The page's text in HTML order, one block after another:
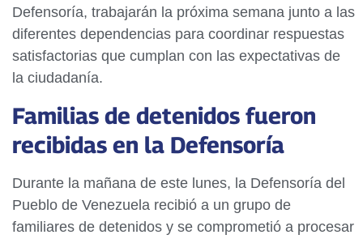
Defensoría, trabajarán la próxima semana junto a las
diferentes dependencias para coordinar respuestas
satisfactorias que cumplan con las expectativas de
la ciudadanía.
Familias de detenidos fueron
recibidas en la Defensoría
Durante la mañana de este lunes, la Defensoría del
Pueblo de Venezuela recibió a un grupo de
familiares de detenidos y se comprometió a procesar